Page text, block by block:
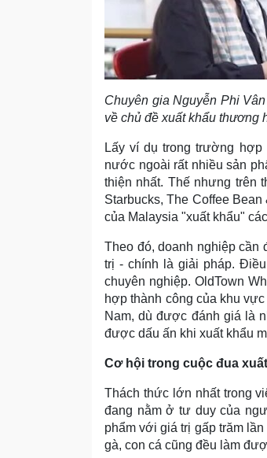
Chuyên gia Nguyễn Phi
về chủ đề xuất khẩu thương
Lấy ví dụ trong trường hợp
nước ngoài rất nhiều sản
thiện nhất. Thế nhưng trên
Starbucks, The Coffee
của Malaysia "xuất khẩu"
Theo đó, doanh nghiệp
trị - chính là giải pháp.
chuyên nghiệp. OldTown
hợp thành công của khu
Nam, dù được đánh giá là
được dấu ấn khi xuất khẩu
Cơ hội trong cuộc đua
Thách thức lớn nhất trong
đang nằm ở tư duy của
phẩm với giá trị gấp trăm
gà, con cá cũng đều làm